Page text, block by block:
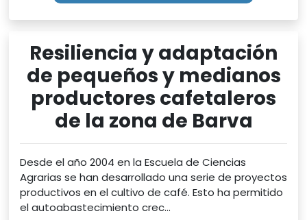
Resiliencia y adaptación
de pequeños y medianos
productores cafetaleros
de la zona de Barva
Desde el año 2004 en la Escuela de Ciencias
Agrarias se han desarrollado una serie de proyectos
productivos en el cultivo de café. Esto ha permitido
el autoabastecimiento crec...